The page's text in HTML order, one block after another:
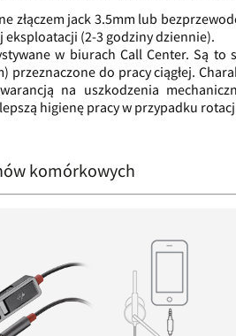
złączem jack 3.5mm lub
eksploatacji (2-3 godziny dziennie).
w biurach Call Center. Są to
przeznaczone do pracy ciągłej.
na uszkodzenia
higienę pracy w przypadku
komórkowych